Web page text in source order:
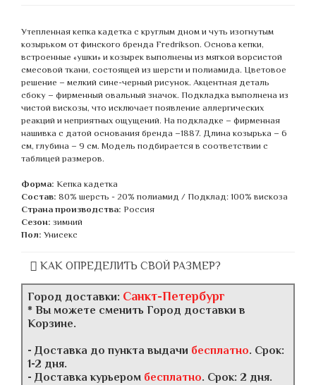
Утепленная кепка кадетка с круглым дном и чуть изогнутым
козырьком от финского бренда Fredrikson. Основа кепки,
встроенные «ушки» и козырек выполнены из мягкой ворсистой
смесовой ткани, состоящей из шерсти и полиамида. Цветовое
решение – мелкий сине-черный рисунок. Акцентная деталь
сбоку – фирменный овальный значок. Подкладка выполнена из
чистой вискозы, что исключает появление аллергических
реакций и неприятных ощущений. На подкладке – фирменная
нашивка с датой основания бренда –1887. Длина козырька – 6
см, глубина – 9 см. Модель подбирается в соответствии с
таблицей размеров.
Форма: Кепка кадетка
Состав: 80% шерсть - 20% полиамид / Подклад: 100% вискоза
Страна производства: Россия
Сезон: зимний
Пол: Унисекс
КАК ОПРЕДЕЛИТЬ СВОЙ РАЗМЕР?
Город доставки: Санкт-Петербург
* Вы можете сменить Город доставки в
Корзине.
- Доставка до пункта выдачи бесплатно. Срок:
1-2 дня.
- Доставка курьером бесплатно. Срок: 2 дня.